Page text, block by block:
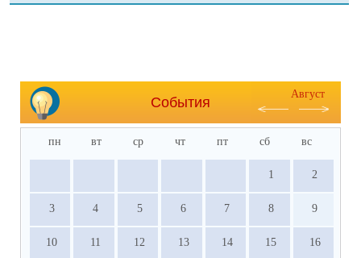
События
Август
пн вт ср чт пт сб вс
1 2
3 4 5 6 7 8 9
10 11 12 13 14 15 16